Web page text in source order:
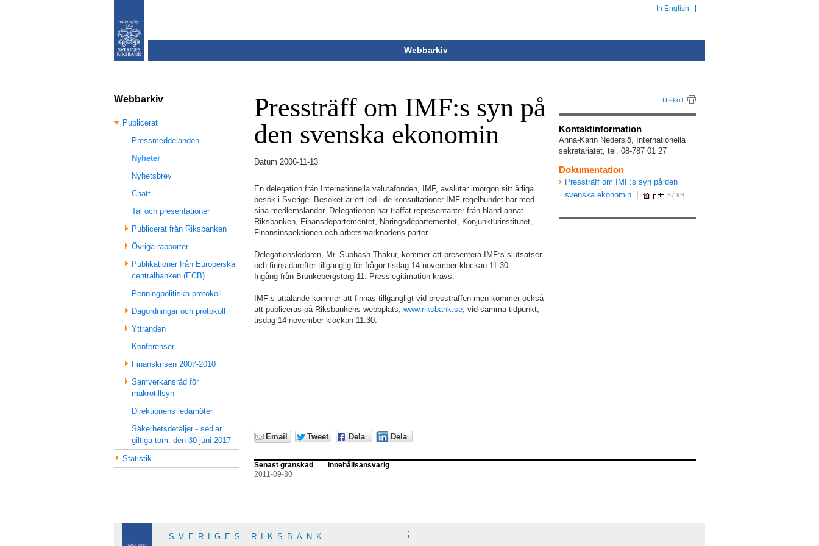
In English
Webbarkiv
Pressträff om IMF:s syn på
den svenska ekonomin
Datum 2006-11-13
En delegation från Internationella valutafonden, IMF, avslutar imorgon sitt årliga
besök i Sverige. Besöket är ett led i de konsultationer IMF regelbundet har med
sina medlemsländer. Delegationen har träffat representanter från bland annat
Riksbanken, Finansdepartementet, Näringsdepartementet, Konjunkturinstitutet,
Finansinspektionen och arbetsmarknadens parter.
Delegationsledaren, Mr. Subhash Thakur, kommer att presentera IMF:s slutsatser
och finns därefter tillgänglig för frågor tisdag 14 november klockan 11.30.
Ingång från Brunkebergstorg 11. Presslegitimation krävs.
IMF:s uttalande kommer att finnas tillgängligt vid pressträffen men kommer också
att publiceras på Riksbankens webbplats,www.riksbank.se , vid samma tidpunkt,
tisdag 14 november klockan 11.30.
Utskrift
Kontaktinformation
Anna-Karin Nedersjö, Internationella
sekretariatet, tel. 08-787 01 27
Dokumentation
Pressträff om IMF:s syn på den
svenska ekonomin
67 kB
Email Tweet Dela Dela
Senast granskad
2011-09-30
Innehållsansvarig
Webbarkiv
Publicerat
Pressmeddelanden
Nyheter
Nyhetsbrev
Chatt
Tal och presentationer
Publicerat från Riksbanken
Övriga rapporter
Publikationer från Europeiska
centralbanken (ECB)
Penningpolitiska protokoll
Dagordningar och protokoll
Yttranden
Konferenser
Finanskrisen 2007-2010
Samverkansråd för
makrotillsyn
Direktionens ledamöter
Säkerhetsdetaljer - sedlar
giltiga tom. den 30 juni 2017
Statistik
SVERIGES RIKSBANK